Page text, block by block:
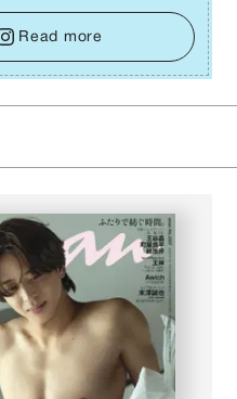
して夜は、疲れや寂しさから⽢
いよう、⼼にしっかりブレーキ
の意識の切り替えが、あなたに
たらすはずです。
Read more